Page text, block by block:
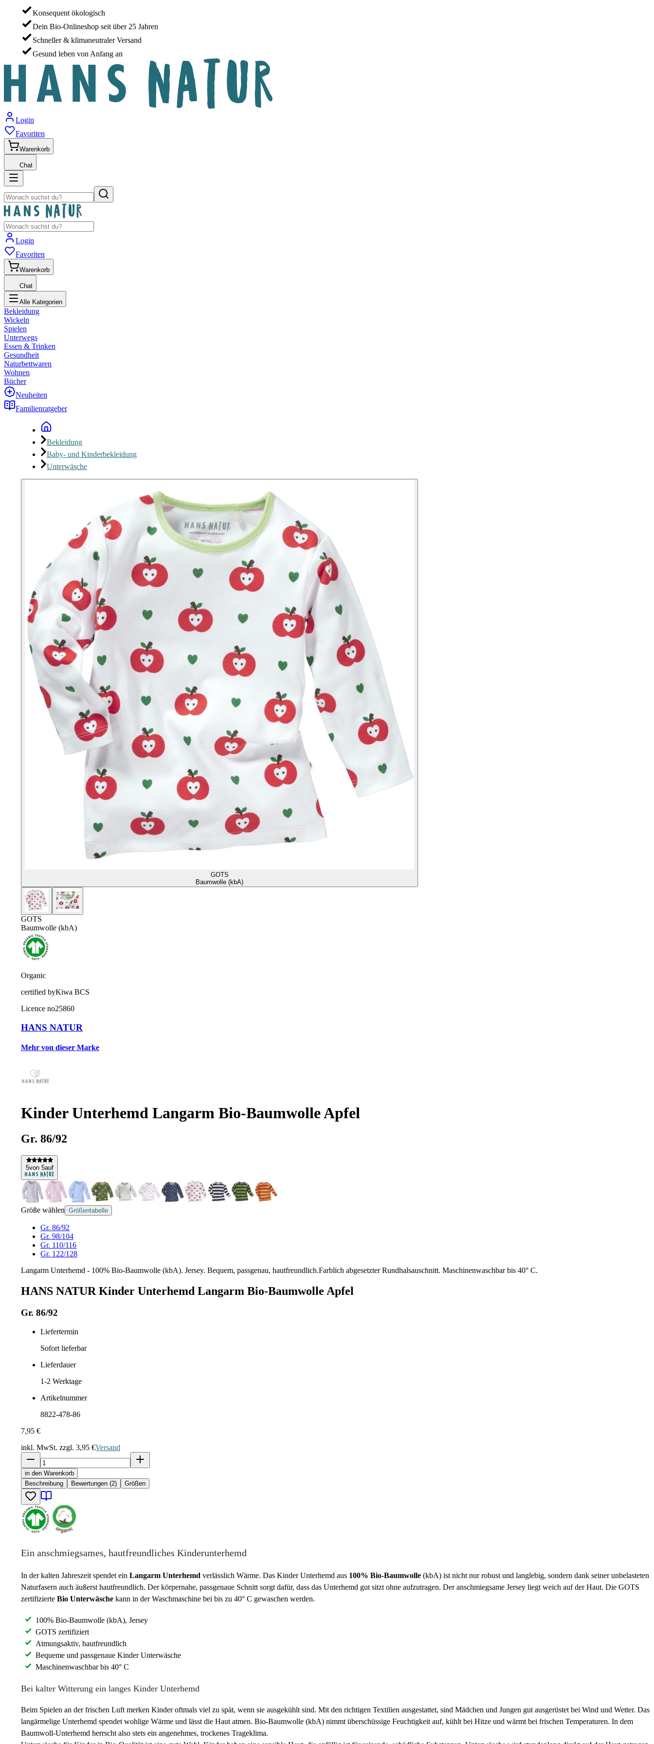
Konsequent ökologisch
Dein Bio-Onlineshop seit über 25 Jahren
Schneller & klimaneutraler Versand
Gesund leben von Anfang an
Login
Favoriten
Warenkorb
Chat
Login
Favoriten
Warenkorb
Chat
Alle Kategorien
Bekleidung
Wickeln
Spielen
Unterwegs
Essen & Trinken
Gesundheit
Naturbettwaren
Wohnen
Bücher
Neuheiten
Familienratgeber
Bekleidung
Baby- und Kinderbekleidung
Unterwäsche
GOTS
Baumwolle (kbA)
GOTS
Baumwolle (kbA)
Organic
certified byKiwa BCS
Licence no25860
HANS NATUR
Mehr von dieser Marke
Kinder Unterhemd Langarm Bio-Baumwolle Apfel
Gr. 86/92
5von 5auf
Größe wählen Größentabelle
Gr. 86/92
Gr. 98/104
Gr. 110/116
Gr. 122/128
Langarm Unterhemd - 100% Bio-Baumwolle (kbA). Jersey. Bequem, passgenau, hautfreundlich.Farblich abgesetzter Rundhalsauschnitt. Maschinenwaschbar bis 40° C.
HANS NATUR Kinder Unterhemd Langarm Bio-Baumwolle Apfel
Gr. 86/92
Liefertermin
Sofort lieferbar
Lieferdauer
1-2 Werktage
Artikelnummer
8822-478-86
7,95 €
inkl. MwSt. zzgl. 3,95 €Versand
in den Warenkorb
Beschreibung
Bewertungen (2) Größen
Ein anschmiegsames, hautfreundliches Kinderunterhemd
In der kalten Jahreszeit spendet ein Langarm Unterhemd verlässlich Wärme. Das Kinder Unterhemd aus 100% Bio-Baumwolle (kbA) ist nicht nur robust und langlebig, sondern dank seiner unbelasteten
Naturfasern auch äußerst hautfreundlich. Der körpernahe, passgenaue Schnitt sorgt dafür, dass das Unterhemd gut sitzt ohne aufzutragen. Der anschmiegsame Jersey liegt weich auf der Haut. Die GOTS
zertifizierte Bio Unterwäsche kann in der Waschmaschine bei bis zu 40° C gewaschen werden.
100% Bio-Baumwolle (kbA), Jersey
GOTS zertifiziert
Atmungsaktiv, hautfreundlich
Bequeme und passgenaue Kinder Unterwäsche
Maschinenwaschbar bis 40° C
Bei kalter Witterung ein langes Kinder Unterhemd
Beim Spielen an der frischen Luft merken Kinder oftmals viel zu spät, wenn sie ausgekühlt sind. Mit den richtigen Textilien ausgestattet, sind Mädchen und Jungen gut ausgerüstet bei Wind und Wetter. Das
langärmelige Unterhemd spendet wohlige Wärme und lässt die Haut atmen. Bio-Baumwolle (kbA) nimmt überschüssige Feuchtigkeit auf, kühlt bei Hitze und wärmt bei frischen Temperaturen. In dem
Baumwoll-Unterhemd herrscht also stets ein angenehmes, trockenes Trageklima.